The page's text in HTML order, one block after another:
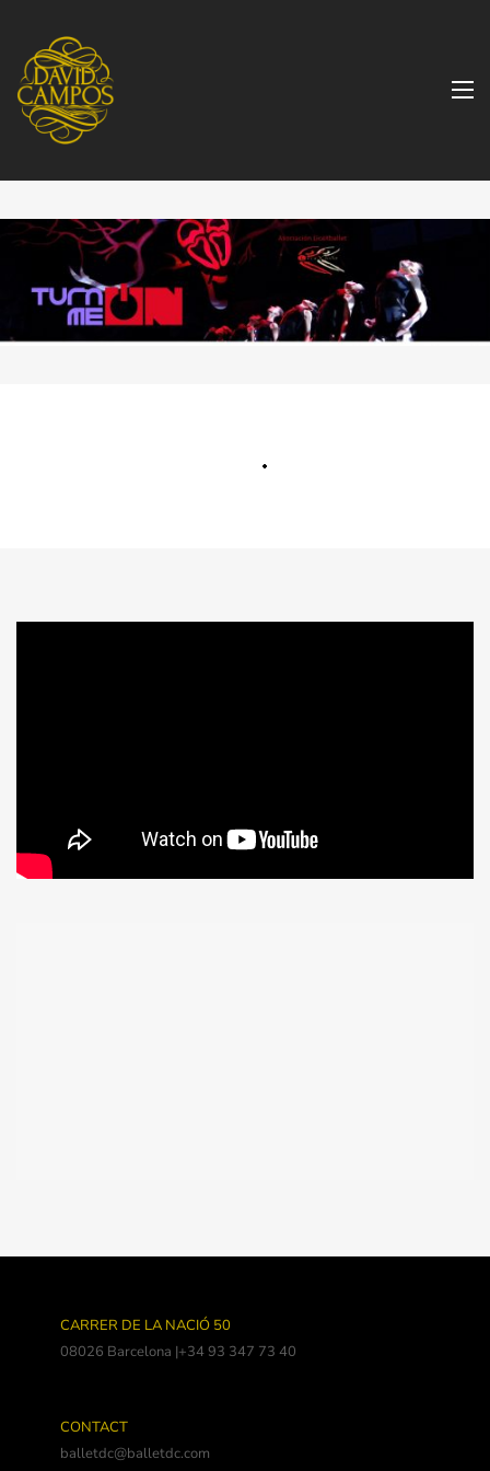
CARRER DE LA NACIÓ 50
08026 Barcelona |+34 93 347 73 40
CONTACT
balletdc@balletdc.com